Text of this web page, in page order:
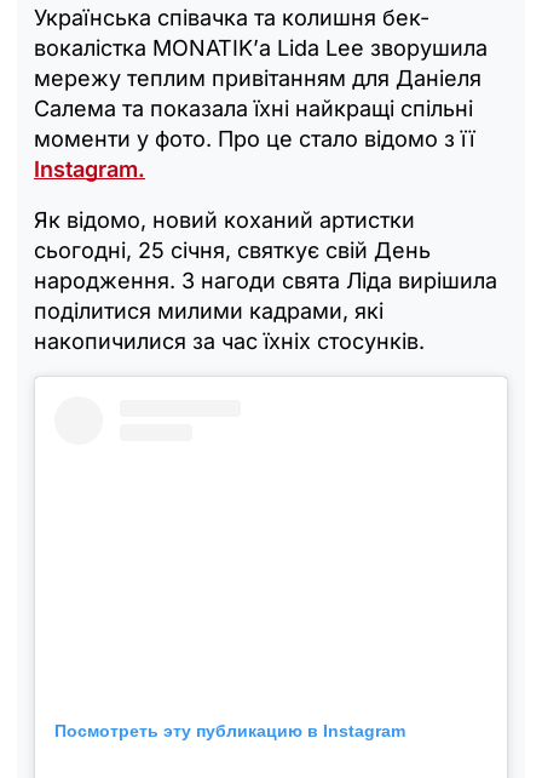
Українська співачка та колишня бек-
вокалістка MONATIK’а Lida Lee зворушила
мережу теплим привітанням для Даніеля
Салема та показала їхні найкращі спільні
моменти у фото. Про це стало відомо з її
Instagram.
Як відомо, новий коханий артистки
сьогодні, 25 січня, святкує свій День
народження. З нагоди свята Ліда вирішила
поділитися милими кадрами, які
накопичилися за час їхніх стосунків.
Посмотреть эту публикацию в Instagram